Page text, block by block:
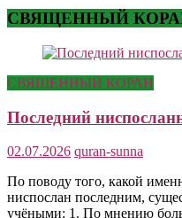
СВЯЩЕННЫЙ
СВЯЩЕННЫЙ КОРАН
Последний
02.07.2026 quran-sunna
По поводу того, какой
ниспослан последним,
учёными: 1. По мнению